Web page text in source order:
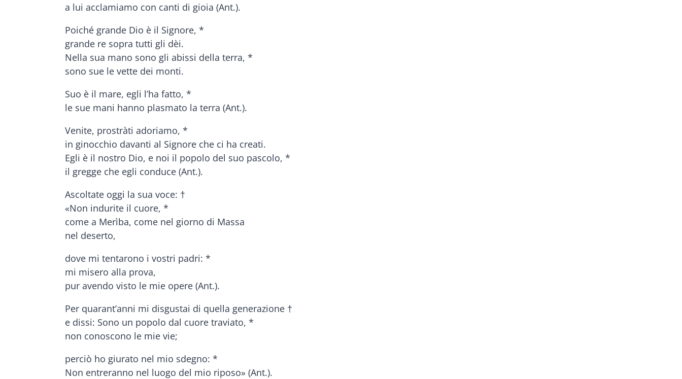
a lui acclamiamo con canti di gioia (Ant.).
Poiché grande Dio è il Signore, *
grande re sopra tutti gli dèi.
Nella sua mano sono gli abissi della terra, *
sono sue le vette dei monti.
Suo è il mare, egli l’ha fatto, *
le sue mani hanno plasmato la terra (Ant.).
Venite, prostràti adoriamo, *
in ginocchio davanti al Signore che ci ha creati.
Egli è il nostro Dio, e noi il popolo del suo pascolo, *
il gregge che egli conduce (Ant.).
Ascoltate oggi la sua voce: †
«Non indurite il cuore, *
come a Merìba, come nel giorno di Massa
nel deserto,
dove mi tentarono i vostri padri: *
mi misero alla prova,
pur avendo visto le mie opere (Ant.).
Per quarant’anni mi disgustai di quella generazione †
e dissi: Sono un popolo dal cuore traviato, *
non conoscono le mie vie;
perciò ho giurato nel mio sdegno: *
Non entreranno nel luogo del mio riposo» (Ant.).